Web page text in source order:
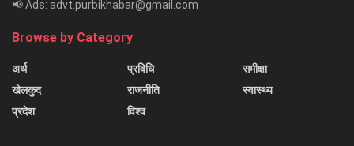
📢 Ads: advt.purbikhabar@gmail.com
Browse by Category
अर्थ
खेलकुद
प्रदेश
प्रविधि
राजनीति
विश्व
समीक्षा
स्वास्थ्य